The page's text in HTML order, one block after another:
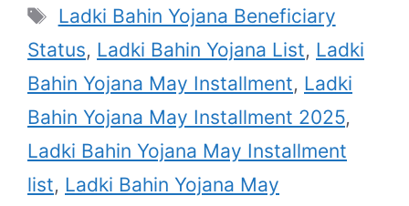
Tags
Ladki Bahin Yojana Beneficiary
Status, Ladki Bahin Yojana List, Ladki
Bahin Yojana May Installment, Ladki
Bahin Yojana May Installment 2025,
Ladki Bahin Yojana May Installment
list, Ladki Bahin Yojana May